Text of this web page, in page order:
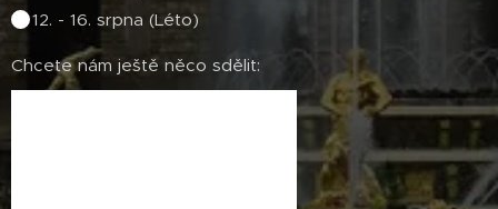
12. - 16. srpna (Léto)
Chcete nám ještě něco sdělit: